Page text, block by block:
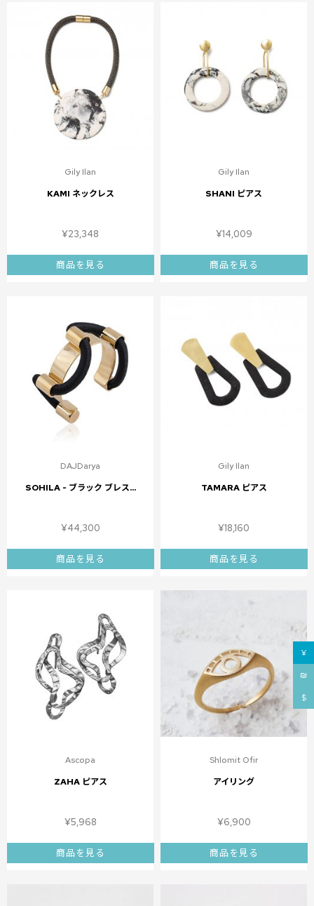
¥
₪
$
Gily Ilan
KAMI ネックレス
¥23,348
商品を見る
Gily Ilan
SHANI ピアス
¥14,009
商品を見る
DAJDarya
SOHILA - ブラック ブレス...
¥44,300
商品を見る
Gily Ilan
TAMARA ピアス
¥18,160
商品を見る
Ascopa
ZAHA ピアス
¥5,968
商品を見る
Shlomit Ofir
アイリング
¥6,900
商品を見る